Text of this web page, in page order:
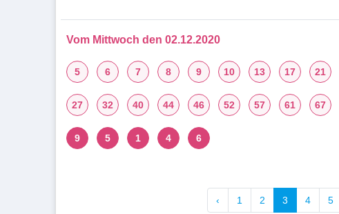
Vom Mittwoch den 02.12.2020
5 6 7 8 9 10 13 17 21
27 32 40 44 46 52 57 61 67
9 5 1 4 6
‹ 1 2 3 4 5